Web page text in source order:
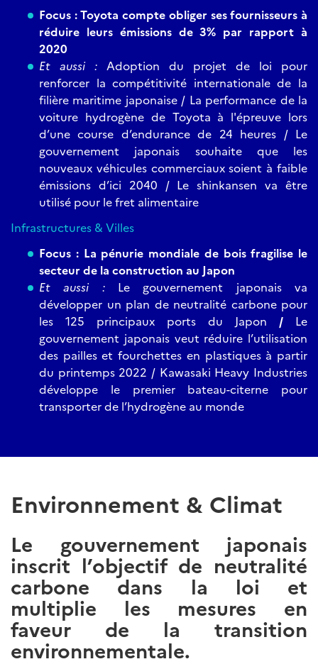
Focus :Toyota compte obliger ses fournisseurs à
réduire leurs émissions de 3% par rapport à
2020
Et aussi : Adoption du projet de loi pour
renforcer la compétitivité internationale de la
filière maritime japonaise / La performance de la
voiture hydrogène de Toyota à l'épreuve lors
d’une course d’endurance de 24 heures / Le
gouvernement japonais souhaite que les
nouveaux véhicules commerciaux soient à faible
émissions d’ici 2040 / Le shinkansen va être
utilisé pour le fret alimentaire
Infrastructures & Villes
Focus : La pénurie mondiale de bois fragilise le
secteur de la construction au Japon
Et aussi : Le gouvernement japonais va
développer un plan de neutralité carbone pour
les 125 principaux ports du Japon / Le
gouvernement japonais veut réduire l’utilisation
des pailles et fourchettes en plastiques à partir
du printemps 2022 / Kawasaki Heavy Industries
développe le premier bateau-citerne pour
transporter de l’hydrogène au monde
Environnement & Climat
Le gouvernement japonais
inscrit l’objectif de neutralité
carbone dans la loi et
multiplie les mesures en
faveur de la transition
environnementale.